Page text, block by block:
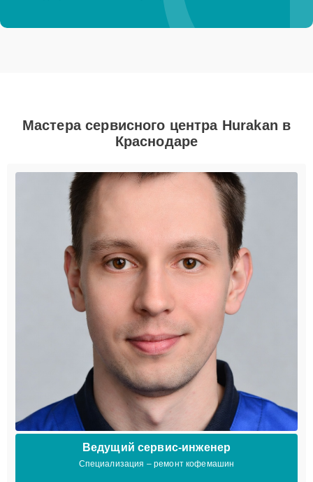
Мастера сервисного центра Hurakan в
Краснодаре
Ведущий сервис-инженер
Специализация – ремонт кофемашин